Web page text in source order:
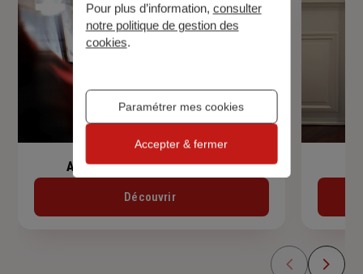
Assurance de prêt immobilier
Découvrir
Pour plus d’information, consulter
notre politique de gestion des
cookies.
Paramétrer mes cookies
Accepter & fermer